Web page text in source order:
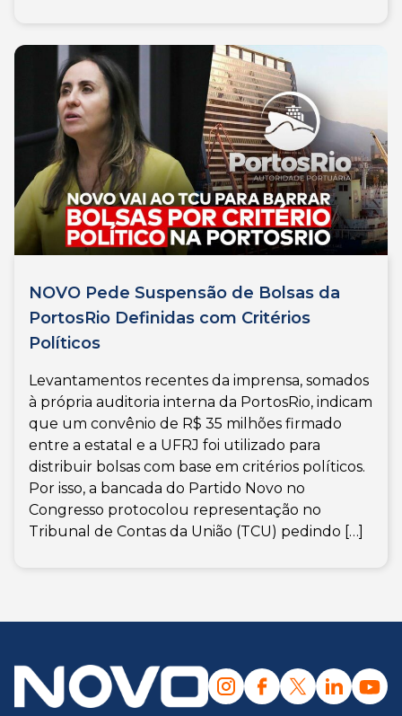
NOVO Pede Suspensão de Bolsas da
PortosRio Definidas com Critérios
Políticos
Levantamentos recentes da imprensa, somados
à própria auditoria interna da PortosRio, indicam
que um convênio de R$ 35 milhões firmado
entre a estatal e a UFRJ foi utilizado para
distribuir bolsas com base em critérios políticos.
Por isso, a bancada do Partido Novo no
Congresso protocolou representação no
Tribunal de Contas da União (TCU) pedindo […]